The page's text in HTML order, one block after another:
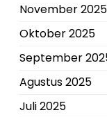
November 2025
Oktober 2025
September
Agustus 2025
Juli 2025